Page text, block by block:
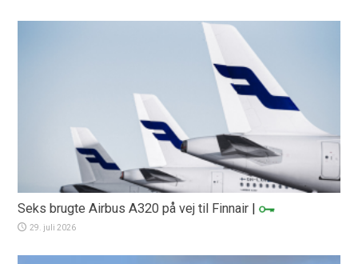
Seks brugte Airbus A320 på vej til Finnair |
29. juli 2026